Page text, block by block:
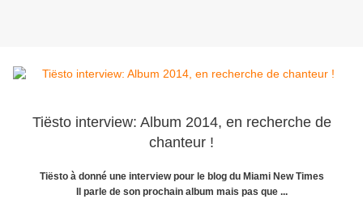
Tiësto interview: Album 2014, en recherche de
chanteur !
Tiësto à donné une interview pour le blog du Miami New Times
Il parle de son prochain album mais pas que ...